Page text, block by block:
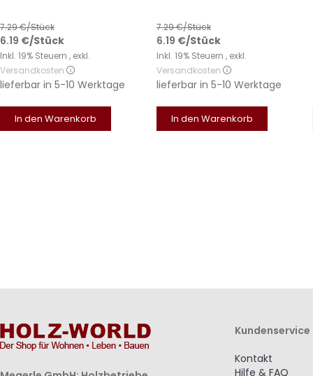
7.29€/Stück
6.19 €/Stück
Inkl. 19% Steuern , exkl.
Versandkosten
lieferbar in 5-10 Werktage
In den Warenkorb
7.29€/Stück
6.19 €/Stück
Inkl. 19% Steuern , exkl.
Versandkosten
lieferbar in 5-10 Werktage
In den Warenkorb
Kundenservice
Kontakt
Hilfe & FAQ